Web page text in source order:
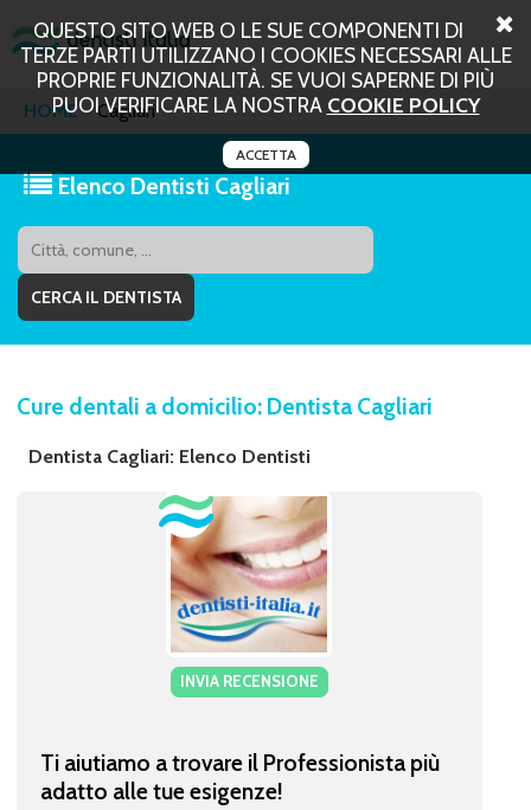
QUESTO SITO WEB O LE SUE COMPONENTI DI
TERZE PARTI UTILIZZANO I COOKIES NECESSARI ALLE
PROPRIE FUNZIONALITÀ. SE VUOI SAPERNE DI PIÙ
PUOI VERIFICARE LA NOSTRA COOKIE POLICY
ACCETTA
HOME Cagliari
Elenco Dentisti Cagliari
Cure dentali a domicilio: Dentista Cagliari
Dentista Cagliari: Elenco Dentisti
INVIA RECENSIONE
Ti aiutiamo a trovare il Professionista più
adatto alle tue esigenze!